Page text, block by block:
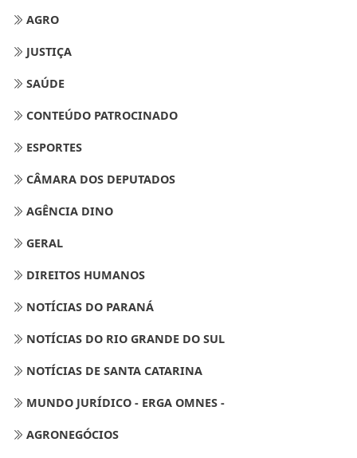
AGRO
JUSTIÇA
SAÚDE
CONTEÚDO PATROCINADO
ESPORTES
CÂMARA DOS DEPUTADOS
AGÊNCIA DINO
GERAL
DIREITOS HUMANOS
NOTÍCIAS DO PARANÁ
NOTÍCIAS DO RIO GRANDE DO SUL
NOTÍCIAS DE SANTA CATARINA
MUNDO JURÍDICO - ERGA OMNES -
AGRONEGÓCIOS